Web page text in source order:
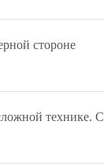
стороне
технике. С